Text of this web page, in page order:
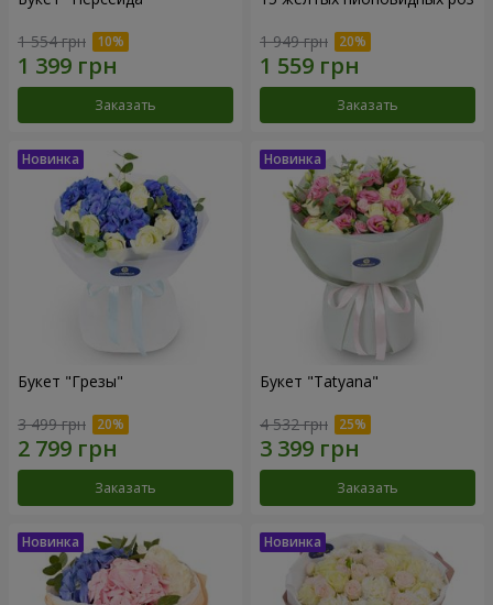
1 554 грн
Заказать
1 949 грн
Заказать
Букет "Грезы"
3 499 грн
Заказать
Букет "Tatyana"
4 532 грн
Заказать